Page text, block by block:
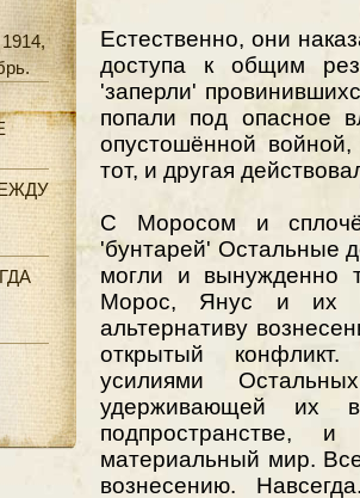
Естественно, они
доступа к общим
'заперли'
попали под опасное
опустошённой
тот, и другая
С Моросом и
'бунтарей' Остальные
могли и вынужденно
Морос, Янус и их
альтернативу
открытый
усилиями
удерживающей их
материальный мир.
вознесению.